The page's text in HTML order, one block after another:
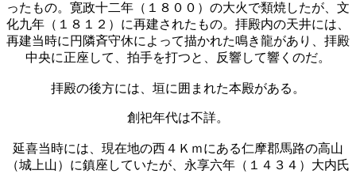
ったもの。寛政十二年（１８００）の大火で類焼したが、文
化九年（１８１２）に再建されたもの。拝殿内の天井には、
再建当時に円隣斉守休によって描かれた鳴き龍があり、拝殿
中央に正座して、拍手を打つと、反響して響くのだ。
拝殿の後方には、垣に囲まれた本殿がある。
創祀年代は不詳。
延喜当時には、現在地の西４Ｋｍにある仁摩郡馬路の高山
（城上山）に鎮座していたが、永享六年（１４３４）大内氏